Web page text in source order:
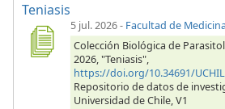
Teniasis
5 jul. 2026- Facultad de Medicina
Colección Biológica de
2026, "Teniasis",
https://doi.org/10.34691/
Repositorio de datos de
Universidad de Chile, V1